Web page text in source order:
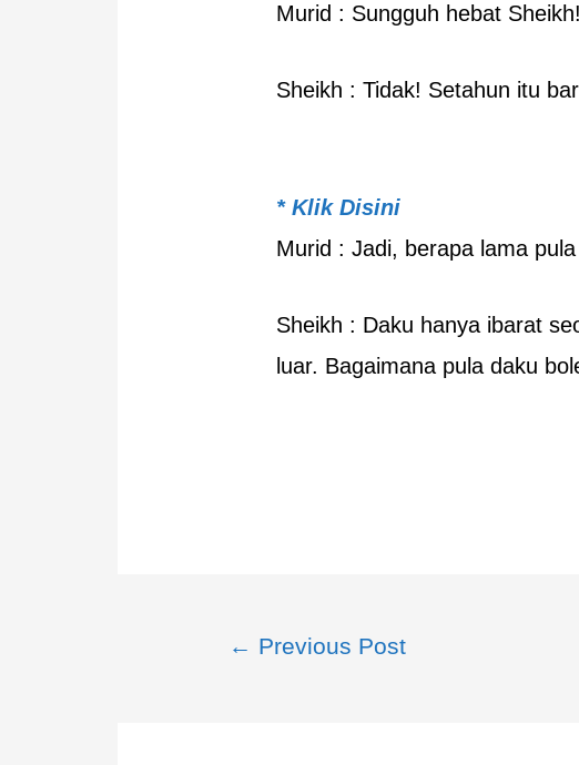
Murid : Sungguh hebat
Sheikh : Tidak! Setahun itu
* Klik Disini
Murid : Jadi, berapa lama
Sheikh : Daku hanya ibarat
luar. Bagaimana pula daku
← Previous Post